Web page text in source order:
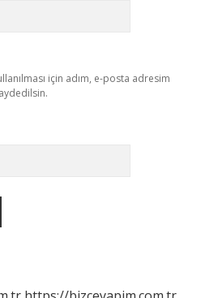
için adım, e-posta adresim